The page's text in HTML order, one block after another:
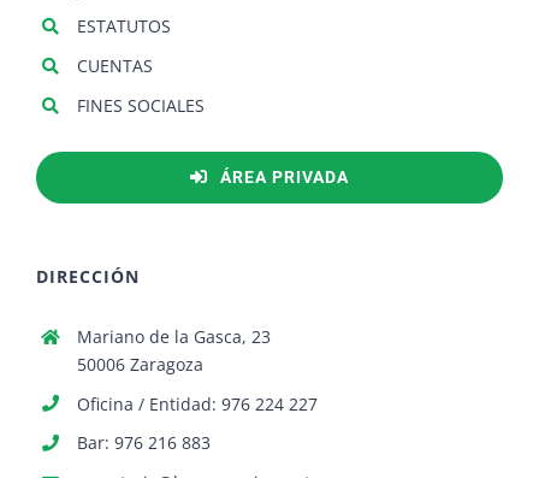
ESTATUTOS
CUENTAS
FINES SOCIALES
ÁREA PRIVADA
DIRECCIÓN
Mariano de la Gasca, 23
50006 Zaragoza
Oficina / Entidad: 976 224 227
Bar: 976 216 883